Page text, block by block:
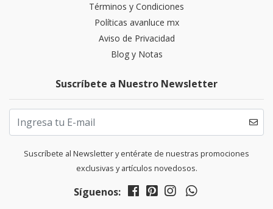
Términos y Condiciones
Políticas avanluce mx
Aviso de Privacidad
Blog y Notas
Suscríbete a Nuestro Newsletter
Suscríbete al Newsletter y entérate de nuestras promociones
exclusivas y artículos novedosos.
Síguenos: